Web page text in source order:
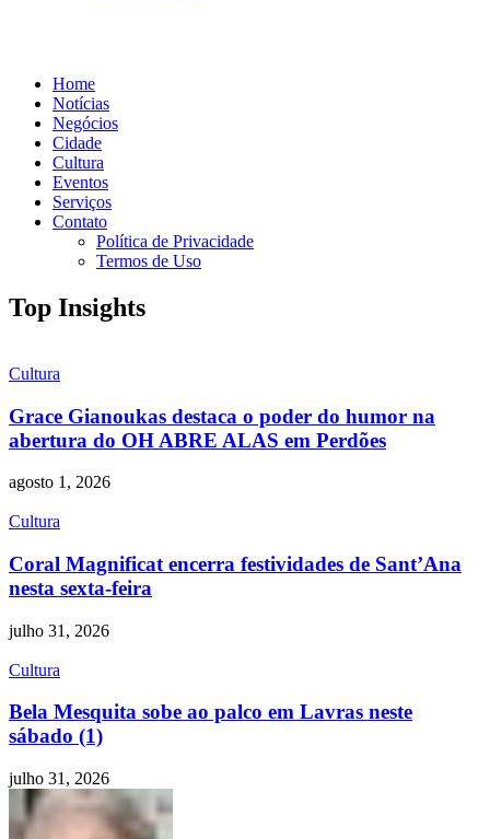
Home
Notícias
Negócios
Cidade
Cultura
Eventos
Serviços
Contato
Política de Privacidade
Termos de Uso
Top Insights
Cultura
Grace Gianoukas destaca o poder do humor na
abertura do OH ABRE ALAS em Perdões
agosto 1, 2026
Cultura
Coral Magnificat encerra festividades de Sant’Ana
nesta sexta-feira
julho 31, 2026
Cultura
Bela Mesquita sobe ao palco em Lavras neste
sábado (1)
julho 31, 2026